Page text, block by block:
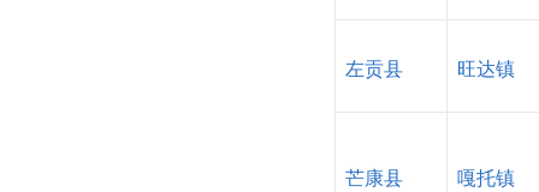
左贡县 旺达镇
芒康县 嘎托镇